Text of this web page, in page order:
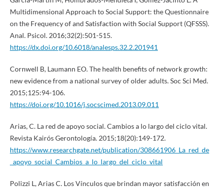
Multidimensional Approach to Social Support: the Questionnaire
on the Frequency of and Satisfaction with Social Support (QFSSS).
Anal. Psicol. 2016;32(2):501-515.
https://dx.doi.org/10.6018/analesps.32.2.201941
Cornwell B, Laumann EO. The health benefits of network growth:
new evidence from a national survey of older adults. Soc Sci Med.
2015;125:94-106.
https://doi.org/10.1016/j.socscimed.2013.09.011
Arias, C. La red de apoyo social. Cambios a lo largo del ciclo vital.
Revista Kairós Gerontología. 2015;18(20):149-172.
https://www.researchgate.net/publication/308661906_La_red_de
_apoyo_social_Cambios_a_lo_largo_del_ciclo_vital
Polizzi L, Arias C. Los Vínculos que brindan mayor satisfacción en